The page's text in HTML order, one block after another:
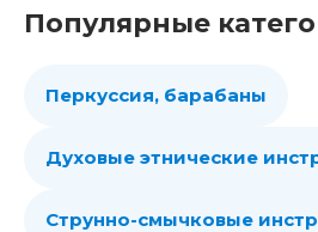
Популярные
Перкуссия, барабаны
Духовые этнические
Струнно-смычковые